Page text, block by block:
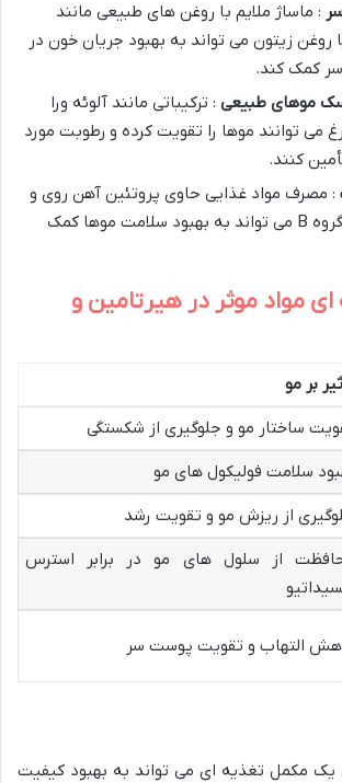
: ماساژ ملایم با روغن های طبیعی مانند
روغن زیتون می تواند به بهبود جریان خون در
کمک کند.
موهای طبیعی : ترکیباتی مانند آلوئه ورا
می توانند موها را تقویت کرده و رطوبت مورد
کنند.
: مصرف مواد غذایی حاوی پروتئین آهن روی و
ویتامین های گروه B می تواند به بهبود سلامت موها کمک
مواد موثر در هیرتامین و
بر مو
ساختار مو و جلوگیری از شکستگی
سلامت فولیکول های مو
از ریزش مو و تقویت رشد
از سلول های مو در برابر استرس
التهاب و تقویت پوست سر
یک مکمل تغذیه ای می تواند به بهبود کیفیت